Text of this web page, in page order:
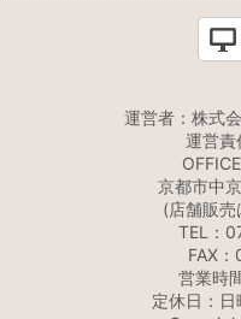
運営者：株式
運営
京都市中
(店舗販
TEL：
FAX
営業時
定休日：